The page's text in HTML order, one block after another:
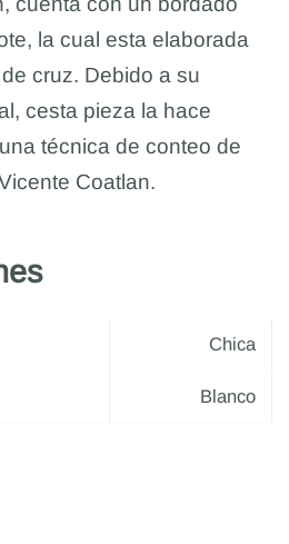
la cual esta elaborada
cruz. Debido a su
cesta pieza la hace
técnica de conteo de
Coatlan.
Chica
Blanco